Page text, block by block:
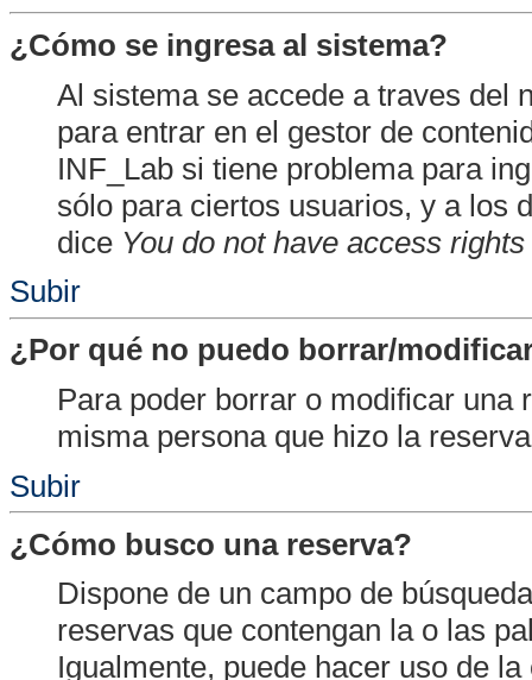
¿Cómo se ingresa al sistema?
Al sistema se accede a traves del
para entrar en el gestor de
INF_Lab si tiene problema para
sólo para ciertos usuarios, y a los
dice You do not have access
Subir
¿Por qué no puedo borrar/
Para poder borrar o modificar una
misma persona que hizo la
Subir
¿Cómo busco una reserva?
Dispone de un campo de
reservas que contengan la o las
Igualmente, puede hacer uso de